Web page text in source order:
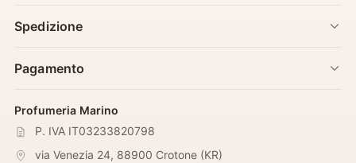
Spedizione
Pagamento
Profumeria Marino
P. IVA IT03233820798
via Venezia 24, 88900 Crotone (KR)